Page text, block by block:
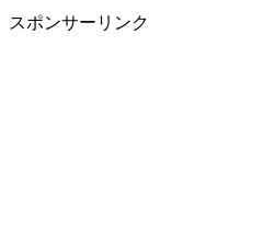
スポンサーリンク